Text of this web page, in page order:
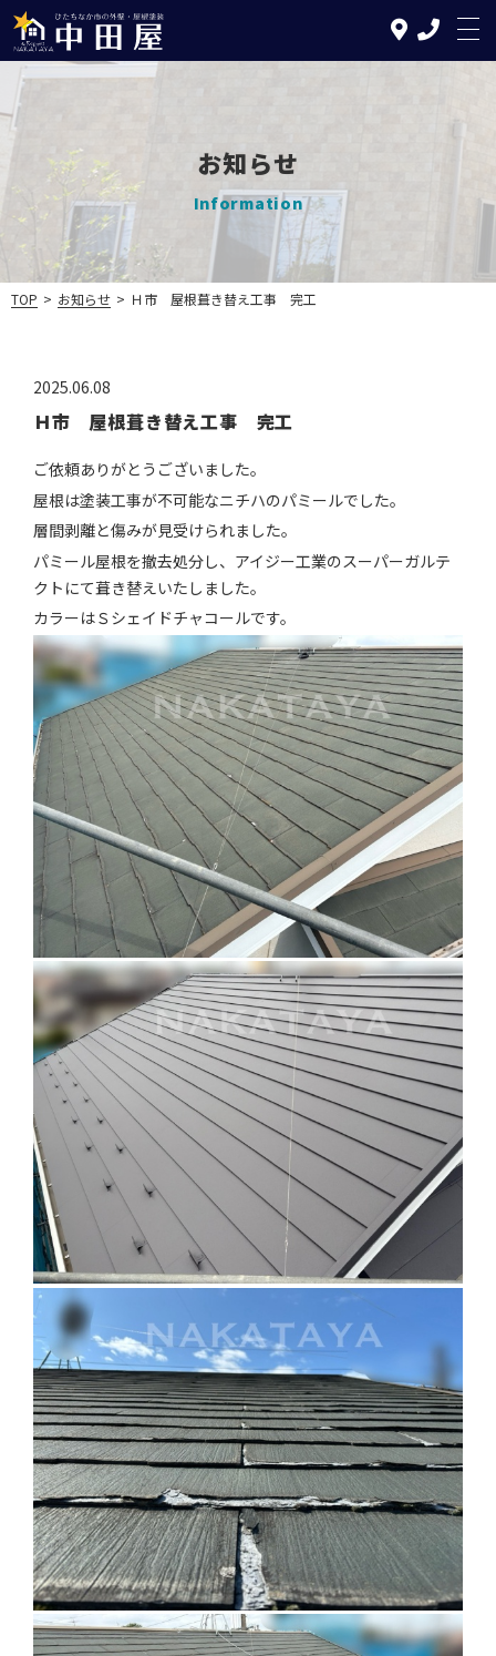
TOP
中田屋の特徴
リフォームについて
施工の流れ
施工実績
お知らせ
会社案内
お問い合わせ
お知らせ
Information
TOP > お知らせ > Ｈ市 屋根葺き替え工事 完工
2025.06.08
Ｈ市 屋根葺き替え工事 完工
ご依頼ありがとうございました。
屋根は塗装工事が不可能なニチハのパミールでした。
層間剥離と傷みが見受けられました。
パミール屋根を撤去処分し、アイジー工業のスーパーガルテ
クトにて葺き替えいたしました。
カラーはＳシェイドチャコールです。